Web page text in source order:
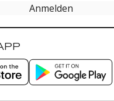
Anmelden